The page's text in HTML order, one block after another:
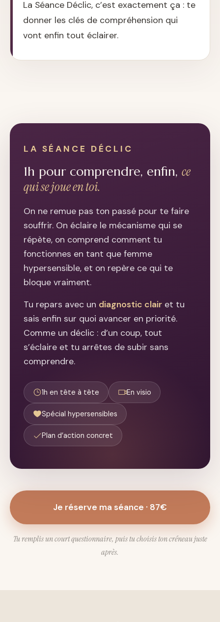
La Séance Déclic, c’est exactement ça : te
donner les clés de compréhension qui
vont enfin tout éclairer.
LA SÉANCE DÉCLIC
1h pour comprendre, enfin, ce
qui se joue en toi.
On ne remue pas ton passé pour te faire
souffrir. On éclaire le mécanisme qui se
répète, on comprend comment tu
fonctionnes en tant que femme
hypersensible, et on repère ce qui te
bloque vraiment.
Tu repars avec un diagnostic clair et tu
sais enfin sur quoi avancer en priorité.
Comme un déclic : d’un coup, tout
s’éclaire et tu arrêtes de subir sans
comprendre.
1h en tête à tête En visio
Spécial hypersensibles
Plan d’action concret
Je réserve ma séance · 87€
Tu remplis un court questionnaire, puis tu choisis ton créneau juste
après.